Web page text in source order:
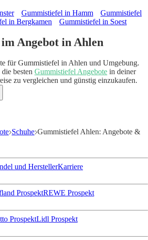
Gummistiefel in Hamm
Gummistiefel
in Bergkamen Gummistiefel in Soest
Angebot in Ahlen
für Gummistiefel in Ahlen und Umgebung.
besten Gummistiefel Angebote in deiner
zu vergleichen und günstig einzukaufen.
Schuhe Gummistiefel Ahlen: Angebote &
und HerstellerKarriere
ProspektREWE Prospekt
ProspektLidl Prospekt